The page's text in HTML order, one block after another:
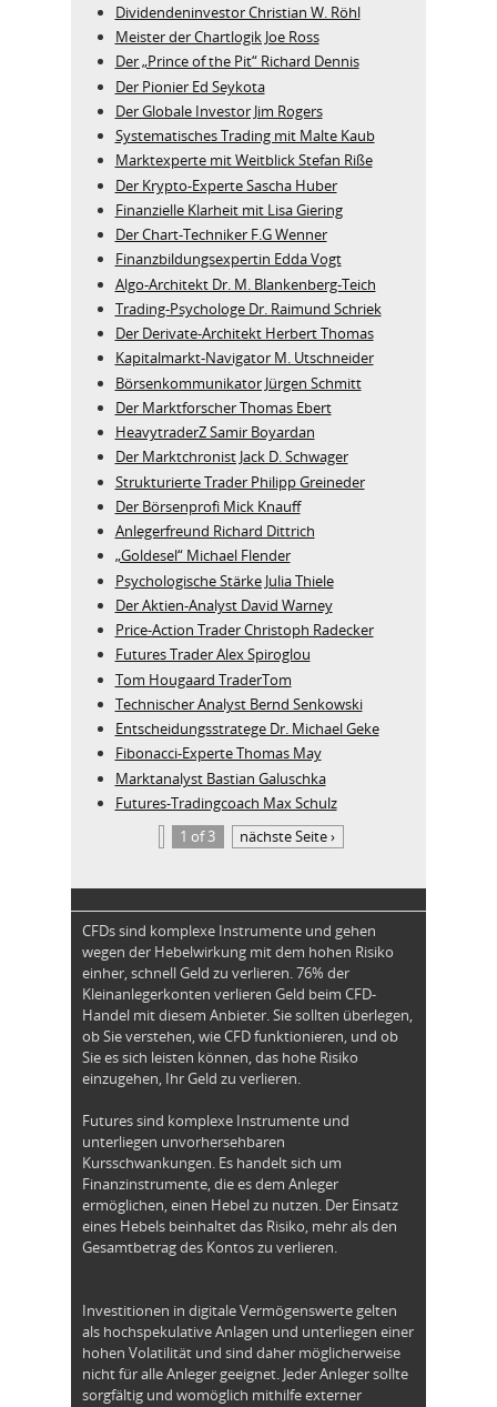
Dividendeninvestor Christian W. Röhl
Meister der Chartlogik Joe Ross
Der „Prince of the Pit“ Richard Dennis
Der Pionier Ed Seykota
Der Globale Investor Jim Rogers
Systematisches Trading mit Malte Kaub
Marktexperte mit Weitblick Stefan Riße
Der Krypto-Experte Sascha Huber
Finanzielle Klarheit mit Lisa Giering
Der Chart-Techniker F.G Wenner
Finanzbildungsexpertin Edda Vogt
Algo‑Architekt Dr. M. Blankenberg‑Teich
Trading-Psychologe Dr. Raimund Schriek
Der Derivate‑Architekt Herbert Thomas
Kapitalmarkt-Navigator M. Utschneider
Börsenkommunikator Jürgen Schmitt
Der Marktforscher Thomas Ebert
HeavytraderZ Samir Boyardan
Der Marktchronist Jack D. Schwager
Strukturierte Trader Philipp Greineder
Der Börsenprofi Mick Knauff
Anlegerfreund Richard Dittrich
„Goldesel“ Michael Flender
Psychologische Stärke Julia Thiele
Der Aktien-Analyst David Warney
Price-Action Trader Christoph Radecker
Futures Trader Alex Spiroglou
Tom Hougaard TraderTom
Technischer Analyst Bernd Senkowski
Entscheidungsstratege Dr. Michael Geke
Fibonacci-Experte Thomas May
Marktanalyst Bastian Galuschka
Futures-Tradingcoach Max Schulz
1 of 3
nächste Seite ›
CFDs sind komplexe Instrumente und gehen
wegen der Hebelwirkung mit dem hohen Risiko
einher, schnell Geld zu verlieren. 76% der
Kleinanlegerkonten verlieren Geld beim CFD-
Handel mit diesem Anbieter. Sie sollten überlegen,
ob Sie verstehen, wie CFD funktionieren, und ob
Sie es sich leisten können, das hohe Risiko
einzugehen, Ihr Geld zu verlieren.
Futures sind komplexe Instrumente und
unterliegen unvorhersehbaren
Kursschwankungen. Es handelt sich um
Finanzinstrumente, die es dem Anleger
ermöglichen, einen Hebel zu nutzen. Der Einsatz
eines Hebels beinhaltet das Risiko, mehr als den
Gesamtbetrag des Kontos zu verlieren.
Investitionen in digitale Vermögenswerte gelten
als hochspekulative Anlagen und unterliegen einer
hohen Volatilität und sind daher möglicherweise
nicht für alle Anleger geeignet. Jeder Anleger sollte
sorgfältig und womöglich mithilfe externer